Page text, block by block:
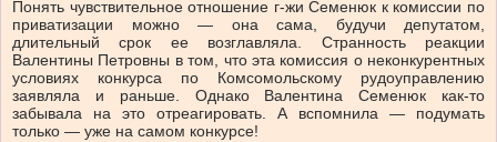
Понять чувствительное отношение г-жи Семенюк к комиссии по
приватизации можно — она сама, будучи депутатом,
длительный срок ее возглавляла. Странность реакции
Валентины Петровны в том, что эта комиссия о неконкурентных
условиях конкурса по Комсомольскому рудоуправлению
заявляла и раньше. Однако Валентина Семенюк как-то
забывала на это отреагировать. А вспомнила — подумать
только — уже на самом конкурсе!